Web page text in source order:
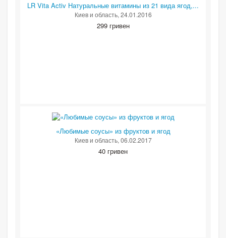
LR Vita Activ Натуральные витамины из 21 вида ягод,...
Киев и область, 24.01.2016
299 гривен
«Любимые соусы» из фруктов и ягод
Киев и область, 06.02.2017
40 гривен